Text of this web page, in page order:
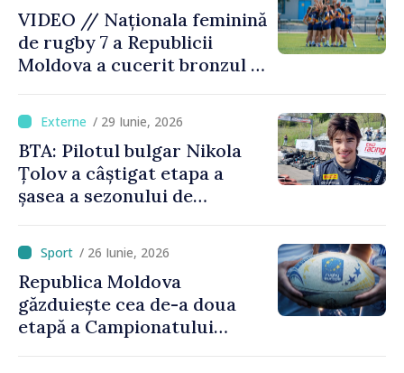
VIDEO // Naționala feminină
de rugby 7 a Republicii
Moldova a cucerit bronzul la
Divizia Trophy
/ 29 Iunie, 2026
BTA: Pilotul bulgar Nikola
Țolov a câștigat etapa a
șasea a sezonului de
/ 26 Iunie, 2026
Republica Moldova
găzduiește cea de-a doua
etapă a Campionatului